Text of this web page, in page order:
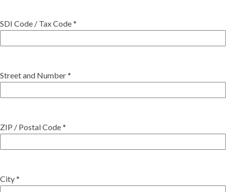
SDI Code / Tax Code *
Street and Number *
ZIP / Postal Code *
City *